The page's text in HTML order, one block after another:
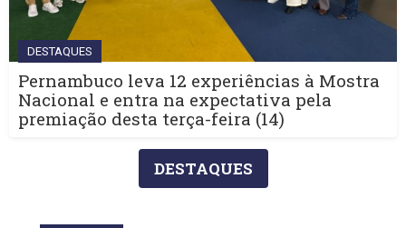
DESTAQUES
Pernambuco leva 12 experiências à Mostra
Nacional e entra na expectativa pela
premiação desta terça-feira (14)
DESTAQUES